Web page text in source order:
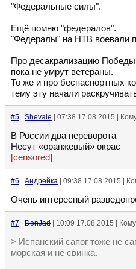
"Федеральные силы".
Ещё помню "федералов".
"Федералы" на НТВ воевали
Про десакрализацию
пока не умрут ветераны.
То же и про беспаспортных
тему эту начали
#5 Shevale | 07:38 17.08.2015 |
В России два переворота
Несут «оранжевый» окрас
[censored]
#6 Андрейка | 09:38 17.08.2015 |
Очень интересный
#7 DonJad | 10:09 17.08.2015 |
> Испанский сапог тоже не
морская и не свинка.